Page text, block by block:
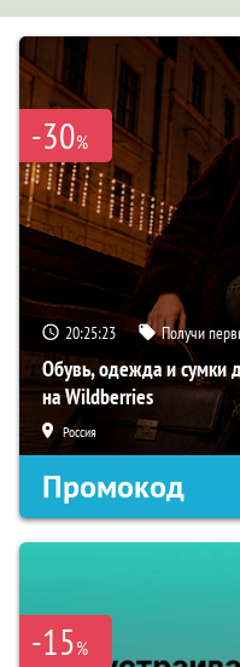
-30%
20:25:22 Получи
Обувь, одежда и сумки
на Wildberries
Россия
Промокод
-15%